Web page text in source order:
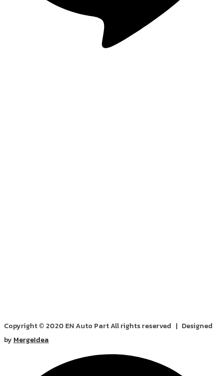
Copyright © 2020 EN Auto Part All rights reserved | Designed
by MergeIdea